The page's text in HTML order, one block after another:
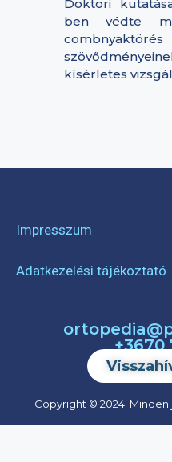
Doktori
ben védte
kísérletes
Impresszum
Adatkezelési tájékoztató
+3670
Copyright © 2024.